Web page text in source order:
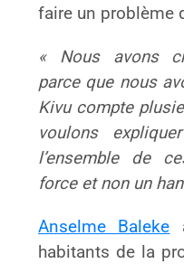
faire un problème
« Nous avons
parce que nous
Kivu compte
voulons
l’ensemble de
force et non un
Anselme Baleke
habitants de la